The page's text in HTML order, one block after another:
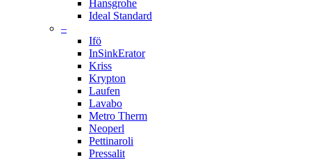
Hansgrohe
Ideal Standard
–
Ifö
InSinkErator
Kriss
Krypton
Laufen
Lavabo
Metro Therm
Neoperl
Pettinaroli
Pressalit